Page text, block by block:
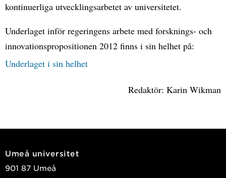
kontinuerliga utvecklingsarbetet av universitetet.
Underlaget inför regeringens arbete med forsknings- och
innovationspropositionen 2012 finns i sin helhet på:
Underlaget i sin helhet
Redaktör: Karin Wikman
Umeå universitet
901 87 Umeå